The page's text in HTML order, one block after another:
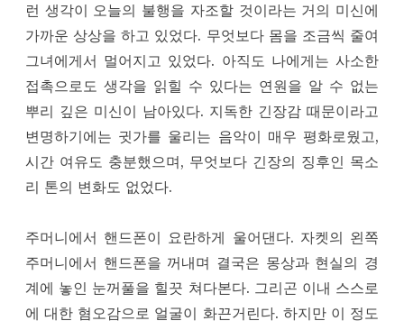
런 생각이 오늘의 불행을 자조할 것이라는 거의 미신에
가까운 상상을 하고 있었다. 무엇보다 몸을 조금씩 줄여
그녀에게서 멀어지고 있었다. 아직도 나에게는 사소한
접촉으로도 생각을 읽힐 수 있다는 연원을 알 수 없는
뿌리 깊은 미신이 남아있다. 지독한 긴장감 때문이라고
변명하기에는 귓가를 울리는 음악이 매우 평화로웠고,
시간 여유도 충분했으며, 무엇보다 긴장의 징후인 목소
리 톤의 변화도 없었다.
주머니에서 핸드폰이 요란하게 울어댄다. 자켓의 왼쪽
주머니에서 핸드폰을 꺼내며 결국은 몽상과 현실의 경
계에 놓인 눈꺼풀을 힐끗 쳐다본다. 그리곤 이내 스스로
에 대한 혐오감으로 얼굴이 화끈거린다. 하지만 이 정도